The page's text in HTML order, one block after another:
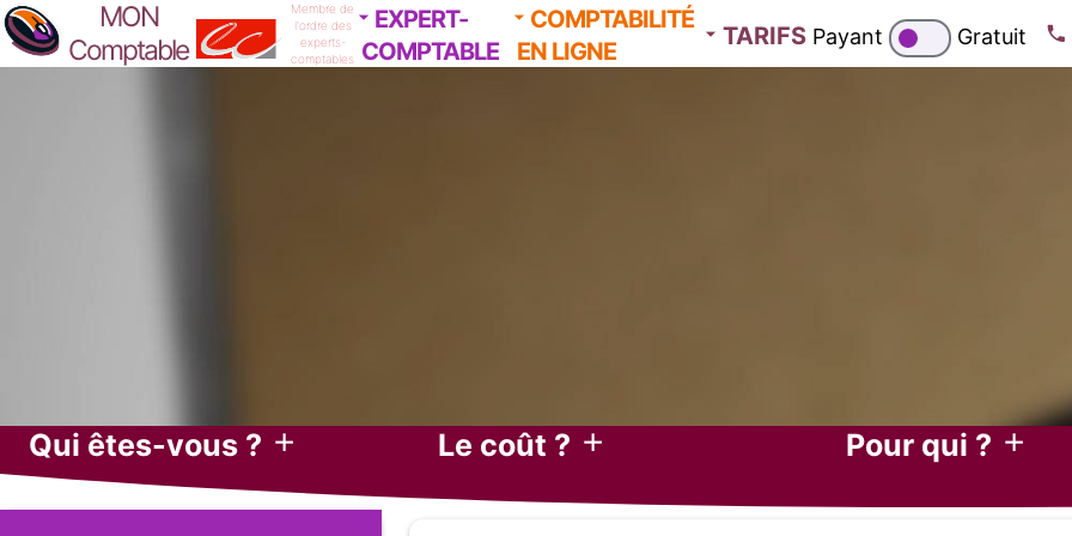
MON
Comptable
Membre de
l'ordre des
experts-
comptables
EXPERT-
COMPTABLE
COMPTABILITÉ
EN LIGNE
TARIFS Payant Gratuit
Qui êtes-vous ? Le coût ? Pour qui ?